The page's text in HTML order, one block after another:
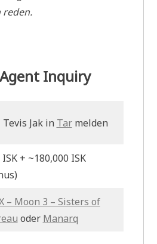
reden.
Inquiry
Jak in Tarmelden
ISK + ~180,000 ISK
– Moon 3 – Sisters of
oder Manarq